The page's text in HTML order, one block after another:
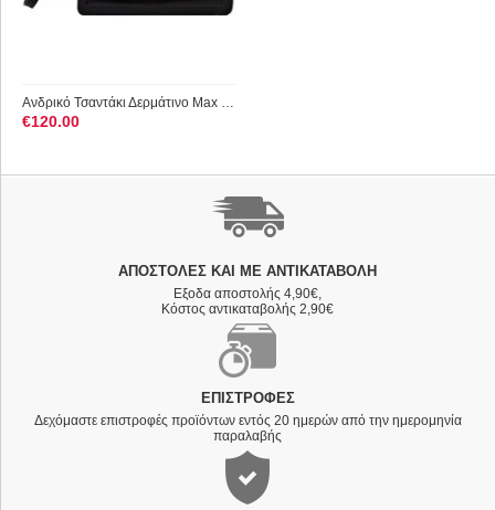
Ανδρικό Τσαντάκι Δερμάτινο Max TL8075 Μαύρο Tuscany Leather
€120.00
ΑΠΟΣΤΟΛΈΣ ΚΑΙ ΜΕ ΑΝΤΙΚΑΤΑΒΟΛΗ
Εξοδα αποστολής 4,90€,
Κόστος αντικαταβολής 2,90€
ΕΠΙΣΤΡΟΦΈΣ
Δεχόμαστε επιστροφές προϊόντων εντός 20 ημερών από την ημερομηνία
παραλαβής